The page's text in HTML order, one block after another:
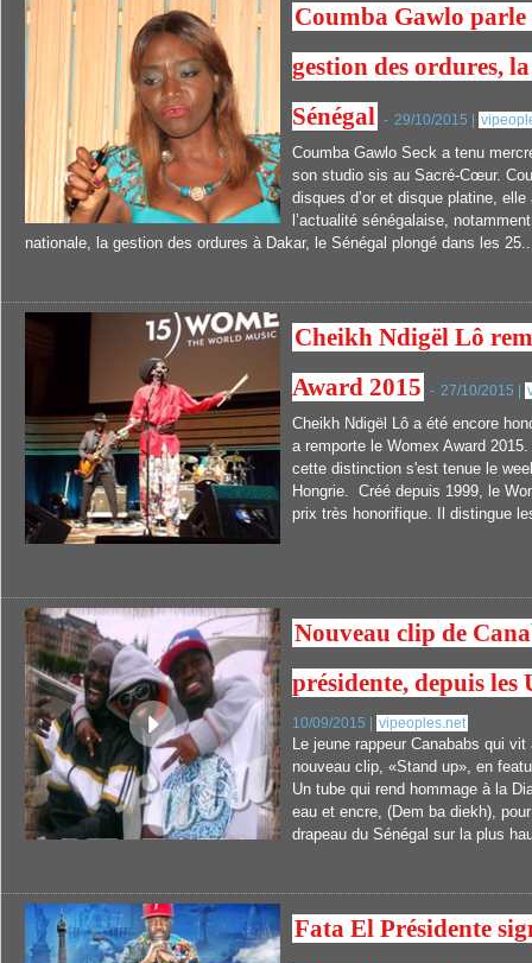
Coumba Gawlo parle
gestion des ordures,
Sénégal - 29/10/2015 |
Coumba Gawlo Seck a tenu
son studio sis au Sacré-Cœur.
disques d’or et disque platine,
l’actualité sénégalaise,
nationale, la gestion des ordures à Dakar, le Sénégal plongé dans les
Cheikh Ndigël Lô
Award 2015 - 27/10/2015 |
Cheikh Ndigël Lô a été encore
a remporte le Womex Award
cette distinction s'est tenue le
Hongrie. Créé depuis 1999, le
prix très honorifique. Il distingue
Nouveau clip de
présidente, depuis les
10/09/2015 | vipeoples.net
Le jeune rappeur Canababs qui
nouveau clip, «Stand up», en
Un tube qui rend hommage à la
eau et encre, (Dem ba diekh),
drapeau du Sénégal sur la plus
Fata El Présidente